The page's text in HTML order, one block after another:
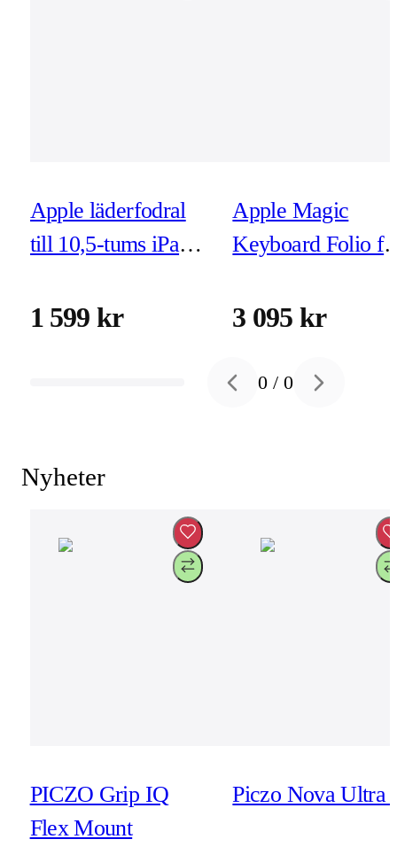
Apple läderfodral
till 10,5-tums iPad
1 599 kr
Apple Magic
Keyboard Folio
3 095 kr
Previous slide
0 /0 Next slide
Nyheter
PICZO Grip IQ
Flex Mount
Piczo Nova Ultra